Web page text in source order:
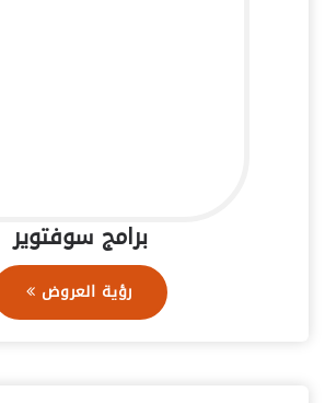
برامج سوفتوير
رؤية العروض